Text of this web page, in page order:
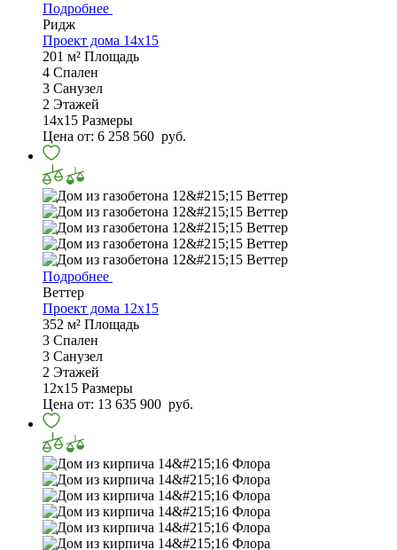
Подробнее
Ридж
Проект дома 14х15
201 м² Площадь
4 Спален
3 Санузел
2 Этажей
14х15 Размеры
Цена от: 6 258 560 руб.
Подробнее
Веттер
Проект дома 12х15
352 м² Площадь
3 Спален
3 Санузел
2 Этажей
12х15 Размеры
Цена от: 13 635 900 руб.